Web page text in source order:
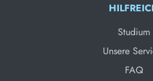
Studium
Unsere
FAQ